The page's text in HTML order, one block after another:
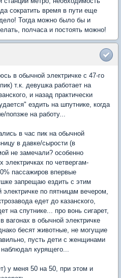
сократить время в пути еще
Тогда можно было бы и
полчаса и постоять можно!
в обычной электричке с 47-го
т.к. девушка работает на
и назад практически
ездить на шпутнике, когда
на работу...
в час пик на обычной
в давке/сырости (в
не замечали? особенно
по четвергам-
пассажиров впервые
запрещаю ездить с этим
по пятницам вечером,
едет до казанского,
на спутнике... про вонь сигарет,
вагонах в обычной электричке
бесят животные, не могущие
пусть дети с женщинами
курящего...
у меня 50 на 50, при этом и